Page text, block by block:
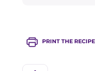
PRINT THE RECIPE